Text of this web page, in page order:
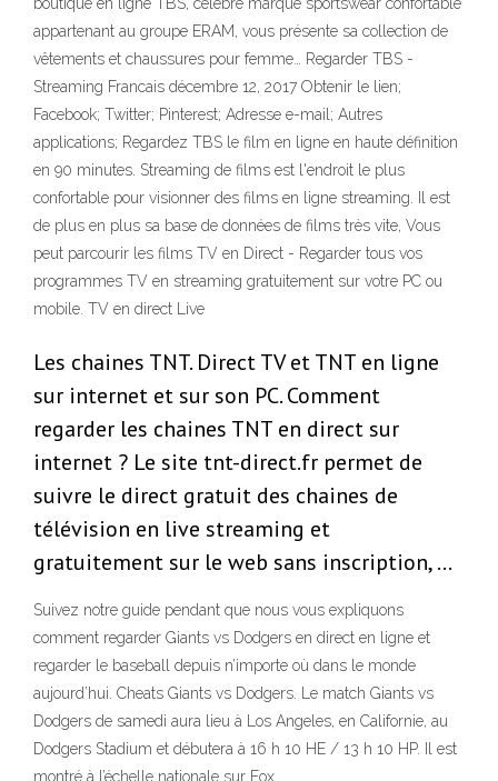
appartenant au groupe ERAM, vous présente sa collection de
vêtements et chaussures pour femme… Regarder TBS -
Streaming Francais décembre 12, 2017 Obtenir le lien;
Facebook; Twitter; Pinterest; Adresse e-mail; Autres
applications; Regardez TBS le film en ligne en haute définition
en 90 minutes. Streaming de films est l'endroit le plus
confortable pour visionner des films en ligne streaming. Il est
de plus en plus sa base de données de films très vite, Vous
peut parcourir les films TV en Direct - Regarder tous vos
programmes TV en streaming gratuitement sur votre PC ou
mobile. TV en direct Live
Les chaines TNT. Direct TV et TNT en ligne
sur internet et sur son PC. Comment
regarder les chaines TNT en direct sur
internet ? Le site tnt-direct.fr permet de
suivre le direct gratuit des chaines de
télévision en live streaming et
gratuitement sur le web sans inscription, …
Suivez notre guide pendant que nous vous expliquons
comment regarder Giants vs Dodgers en direct en ligne et
regarder le baseball depuis n’importe où dans le monde
aujourd’hui. Cheats Giants vs Dodgers. Le match Giants vs
Dodgers de samedi aura lieu à Los Angeles, en Californie, au
Dodgers Stadium et débutera à 16 h 10 HE / 13 h 10 HP. Il est
montré à l’échelle nationale sur Fox